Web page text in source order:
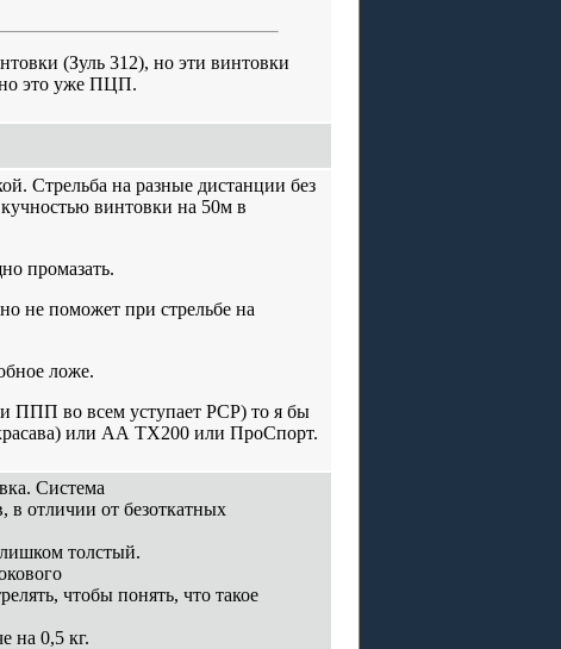
(Зуль 312), но эти винтовки
но это уже ПЦП.
Стрельба на разные дистанции без
винтовки на 50м в
промазать.
не поможет при стрельбе на
ложе.
ППП во всем уступает РСР) то я бы
или АА ТХ200 или ПроСпорт.
Система
в отличии от безоткатных
толстый.
чтобы понять, что такое
на 0,5 кг.